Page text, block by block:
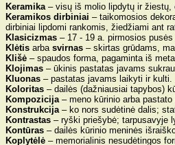
Keramika– visų iš molio lipdytų ir žiestų,
Keramikos dirbiniai – taikomosios
dirbiniai lipdomi rankomis, žiedžiami ant
Klasicizmas – 17 - 19 a. pirmosios
Klėtis arba svirnas – skirtas grūdams,
Klišė – spaudos forma, pagaminta iš
Klojimas – ūkinis pastatas javams
Kluonas – pastatas javams laikyti ir kulti.
Koloritas – dailės (dažniausiai tapybos)
Kompozicija– meno kūrinio arba pastato
Konstrukcija – ko nors sudėtinė dalis;
Kontrastas – ryški priešybė; tarpusavyje
Kontūras – dailės kūrinio meninės
Koplytėlė – memorialinis nesudėtingos